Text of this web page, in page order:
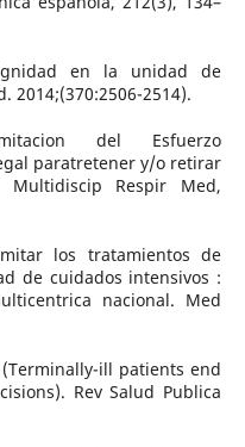
en la unidad de
2014;(370:2506-2514).
del Esfuerzo
paratretener y/o retirar
Respir Med,
los tratamientos de
de cuidados intensivos :
nacional. Med
(Terminally-ill patients end
Rev Salud Publica